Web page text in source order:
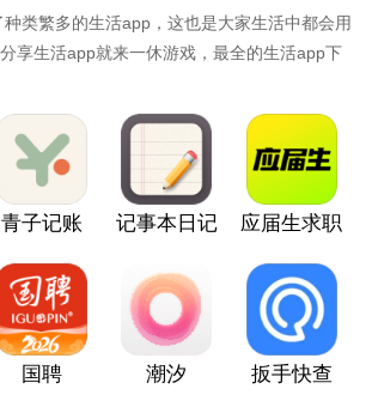
类繁多的生活app，这也是大家生活中都会用
享生活app就来一休游戏，最全的生活app下
青子记账 记事本日记 应届生求职
国聘 潮汐 扳手快查